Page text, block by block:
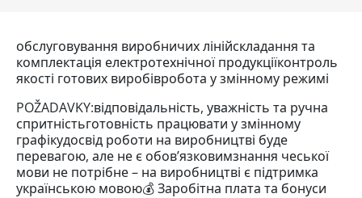
обслуговування виробничих лінійскладання та
комплектація електротехнічної продукціїконтроль
якості готових виробівробота у змінному режимі
POŽADAVKY:відповідальність, уважність та ручна
спритністьготовність працювати у змінному
графікудосвід роботи на виробництві буде
перевагою, але не є обов’язковимзнання чеської
мови не потрібне – на виробництві є підтримка
українською мовою💰 Заробітна плата та бонуси